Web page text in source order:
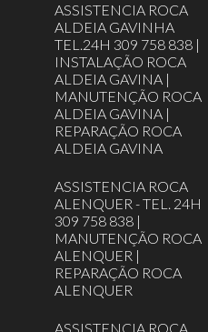
ASSISTENCIA ROCA
ALDEIA GAVINHA
TEL.24H 309 758 838 |
INSTALAÇÃO ROCA
ALDEIA GAVINA |
MANUTENÇÃO ROCA
ALDEIA GAVINA |
REPARAÇÃO ROCA
ALDEIA GAVINA
ASSISTENCIA ROCA
ALENQUER - TEL. 24H
309 758 838 |
MANUTENÇÃO ROCA
ALENQUER |
REPARAÇÃO ROCA
ALENQUER
ASSISTENCIA ROCA